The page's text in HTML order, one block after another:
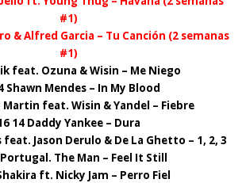
#1)
& Alfred Garcia – Tu Canción (2 semanas
#1)
feat. Ozuna & Wisin – Me Niego
Shawn Mendes – In My Blood
Martin feat. Wisin & Yandel – Fiebre
14 Daddy Yankee – Dura
feat. Jason Derulo & De La Ghetto – 1, 2, 3
Portugal. The Man – Feel It Still
ft. Nicky Jam – Perro Fiel